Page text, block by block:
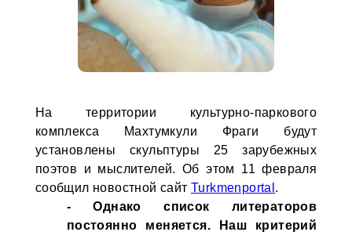
На территории культурно-паркового
комплекса Махтумкули Фраги будут
установлены скульптуры 25 зарубежных
поэтов и мыслителей. Об этом 11 февраля
сообщил новостной сайт Turkmenportal .
- Однако список литераторов
постоянно меняется. Наш критерий